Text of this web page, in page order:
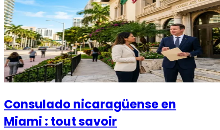
Consulado nicaragüense en
Miami : tout savoir